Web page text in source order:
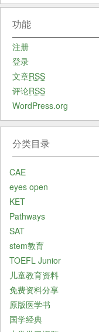
功能
注册
登录
文章RSS
评论RSS
WordPress.org
分类目录
CAE
eyes open
KET
Pathways
SAT
stem教育
TOEFL Junior
儿童教育资料
免费资料分享
原版医学书
国学经典